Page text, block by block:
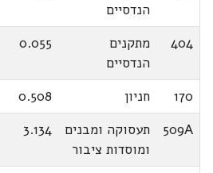
הנדסיים
404
מתקנים
הנדסיים
0.055
170 חניון
0.508
509A
תעסוקה ומבנים
ומוסדות ציבור
3.134